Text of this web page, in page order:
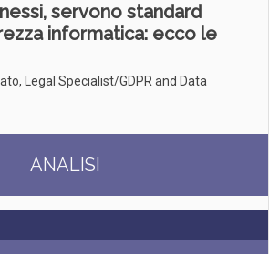
servono standard
informatica: ecco le
Legal Specialist/GDPR and Data
ANALISI